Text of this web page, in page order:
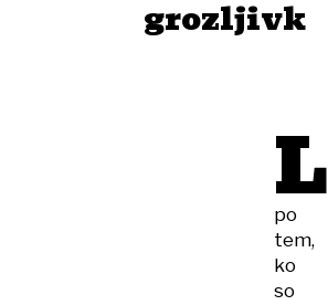
grozljivk
L
po
tem,
ko
so